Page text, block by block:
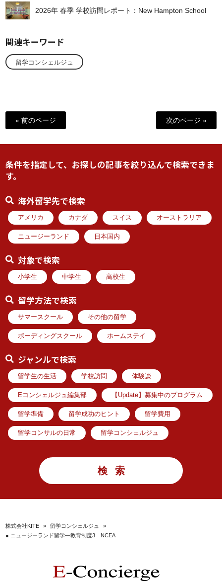
2026年 春季 学校訪問レポート：New Hampton School
関連キーワード
留学コンシェルジュ
« 前のページ 次のページ »
条件を指定して、お探しの記事を絞り込んで検索できま
す。
海外留学先で検索
アメリカ カナダ スイス オーストラリア
ニュージーランド 日本国内
対象で検索
小学生 中学生 高校生
留学方法で検索
サマースクール その他の留学
ボーディングスクール ホームステイ
ジャンルで検索
留学生の生活 学校訪問 体験談
Eコンシェルジュ編集部 【Update】募集中のプログラム
留学準備 留学成功のヒント 留学費用
留学コンサルの日常 留学コンシェルジュ
株式会社KITE » 留学コンシェルジュ
»
● ニュージーランド留学―教育制度3 NCEA